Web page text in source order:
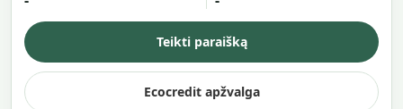
Teikti paraišką
Ecocredit apžvalga